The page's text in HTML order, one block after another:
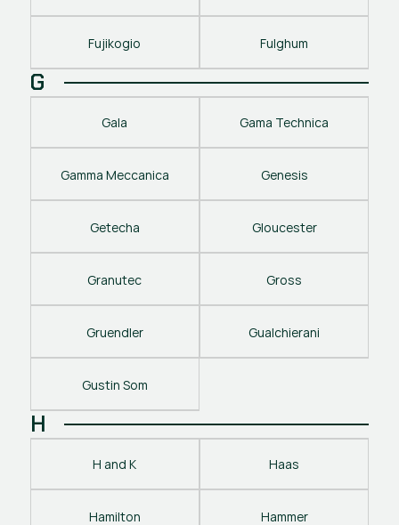
Fujikogio Fulghum
G
Gala Gama Technica
Gamma Meccanica Genesis
Getecha Gloucester
Granutec Gross
Gruendler Gualchierani
Gustin Som
H
H and K Haas
Hamilton Hammer